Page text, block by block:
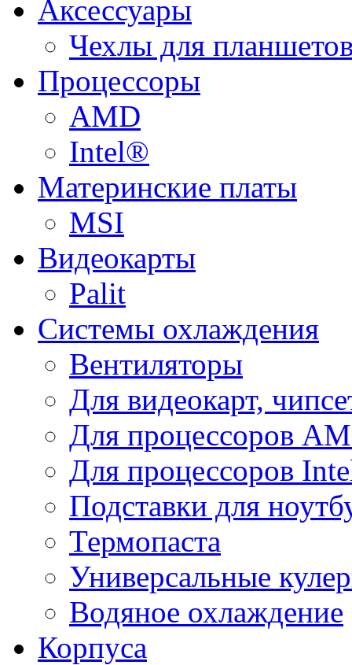
Аксессуары
Чехлы для
Процессоры
AMD
Intel®
Материнские платы
MSI
Видеокарты
Palit
Системы охлаждения
Вентиляторы
Для видеокарт,
Для процессоров
Для процессоров
Подставки для
Термопаста
Универсальные
Водяное охлаждение
Корпуса